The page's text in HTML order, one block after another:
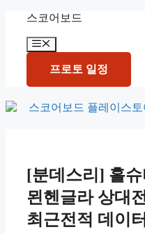
content
스코어보드
Menu
프로토 일정
[분데스리] 홀
묀헨글라 상대
최근전적 데이